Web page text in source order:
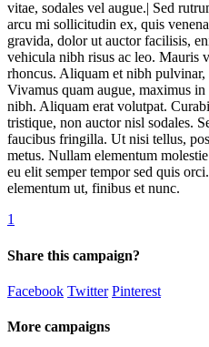
vitae, sodales vel augue.| Sed
arcu mi sollicitudin ex, quis
gravida, dolor ut auctor facilisis,
vehicula nibh risus ac leo. Mauris
rhoncus. Aliquam et nibh pulvinar,
Vivamus quam augue, maximus
nibh. Aliquam erat volutpat.
tristique, non auctor nisl sodales.
faucibus fringilla. Ut nisi tellus,
metus. Nullam elementum
eu elit semper tempor sed quis
elementum ut, finibus et nunc.
1
Share this campaign?
Facebook Twitter Pinterest
More campaigns